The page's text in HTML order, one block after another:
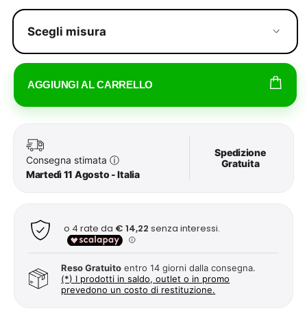
Scegli misura
AGGIUNGI AL CARRELLO
Consegna stimata ⓘ
Martedì 11 Agosto - Italia
Spedizione
Gratuita
Reso Gratuito entro 14 giorni dalla consegna.
(*) I prodotti in saldo, outlet o in promo
prevedono un costo di restituzione.